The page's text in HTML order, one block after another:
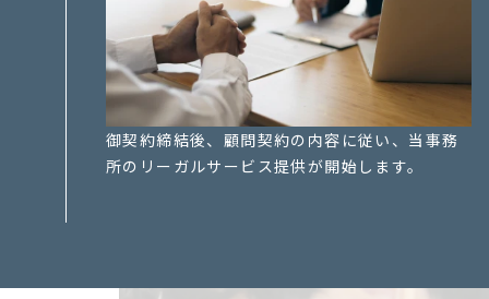
御契約締結後、顧問契約の内容に従い、当事務
所のリーガルサービス提供が開始します。